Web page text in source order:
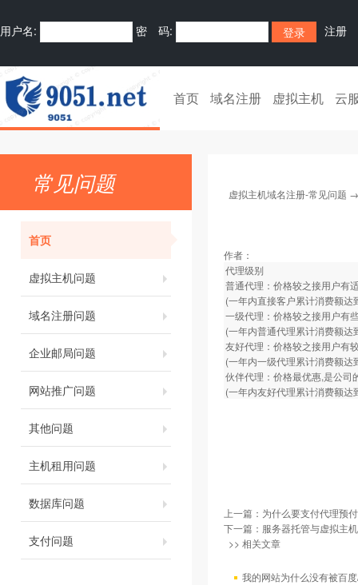
用户名: 密 码: 注册
首页 域名注册 虚拟主机 云
常见问题
首页
虚拟主机问题
域名注册问题
企业邮局问题
网站推广问题
其他问题
主机租用问题
数据库问题
支付问题
虚拟主机域名注册-常见问题
作者：
代理级别
普通代理：价格较之接用户有
(一年内直接客户累计消费额
一级代理：价格较之接用户有
(一年内普通代理累计消费额
友好代理：价格较之接用户有
(一年内一级代理累计消费额
伙伴代理：价格最优惠,是公司
(一年内友好代理累计消费额
上一篇： 为什么要支付代理预
下一篇： 服务器托管与虚拟主
>> 相关文章
我的网站为什么没有被百